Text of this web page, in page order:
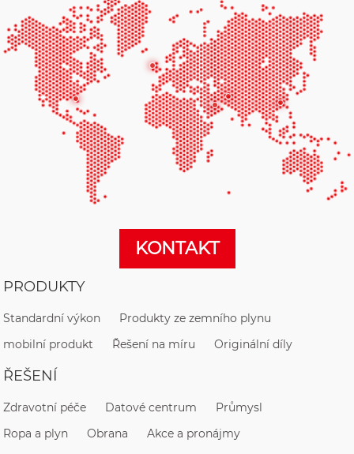
KONTAKT
PRODUKTY
Standardní výkon
Produkty ze zemního plynu
mobilní produkt
Řešení na míru Originální díly
ŘEŠENÍ
Zdravotní péče Datové centrum
Průmysl
Ropa a plyn
Obrana Akce a pronájmy